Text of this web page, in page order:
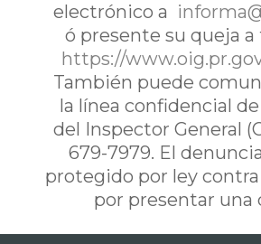
electrónico a
ó presente su queja a
https://
También puede
la línea confidencial
del Inspector General
679-7979. El
protegido por ley
por presentar una